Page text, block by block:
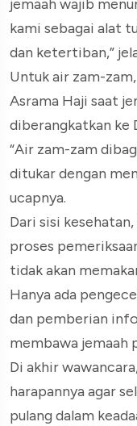
jemaah wajib
kami sebagai alat
dan ketertiban,”
Untuk air zam-
Asrama Haji saat
diberangkatkan ke
“Air zam-zam
ditukar dengan
ucapnya.
Dari sisi
proses
tidak akan
Hanya ada
dan pemberian
membawa jemaah
Di akhir
harapannya agar
pulang dalam